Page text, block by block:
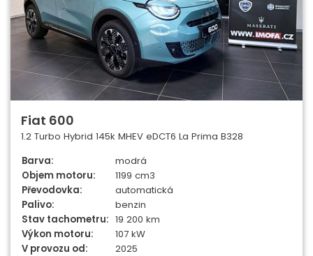
Fiat 600
1.2 Turbo Hybrid 145k MHEV eDCT6 La Prima B328
Barva:
modrá
Objem motoru:
1199 cm3
Převodovka:
automatická
Palivo:
benzin
Stav tachometru: 19 200 km
Výkon motoru:
107 kW
V provozu od:
2025